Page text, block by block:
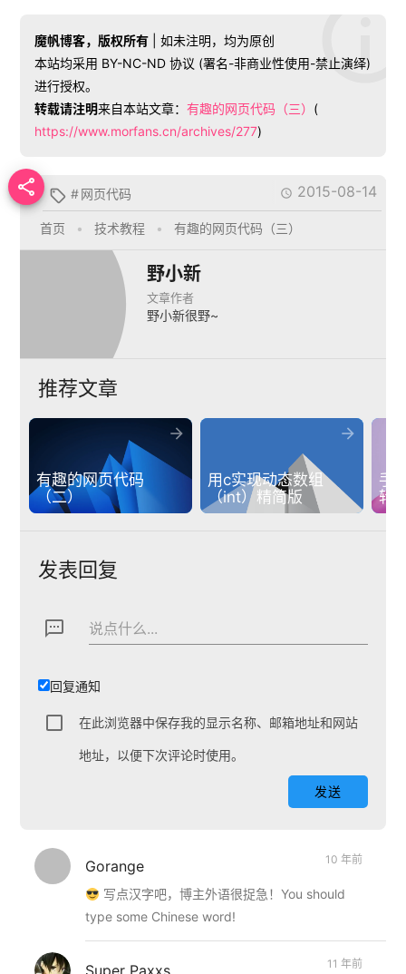
魔帆博客，版权所有 | 如未注明，均为原创
本站均采用 BY-NC-ND 协议 (署名-非商业性使用-禁止演绎)
进行授权。
转载请注明来自本站文章：有趣的网页代码（三） (
https://www.morfans.cn/archives/277)
  #网页代码  2015-08-14
首页 • 技术教程 • 有趣的网页代码（三）
野小新
文章作者
野小新很野~
推荐文章
有趣的网页代码
（二）

用c实现动态数组
（int）精简版

手
转
发表回复
textsms 说点什么...
回复通知
在此浏览器中保存我的显示名称、邮箱地址和网站
地址，以便下次评论时使用。
Gorange
写点汉字吧，博主外语很捉急！You should
type some Chinese word!
10 年前
11 年前